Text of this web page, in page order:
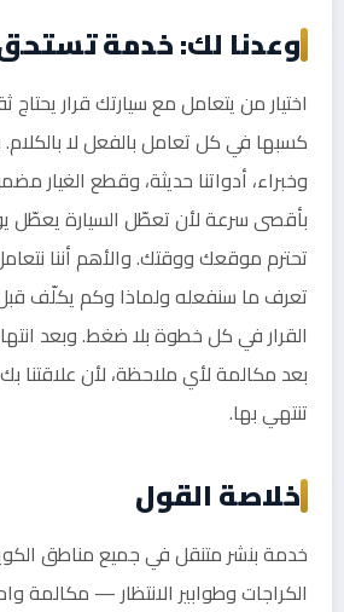
وعدنا لك: خدمة
اختيار من يتعامل مع سيارتك قرار
كسبها في كل تعامل بالفعل لا بالكلام.
وخبراء، أدواتنا حديثة، وقطع الغيار
بأقصى سرعة لأن تعطّل السيارة يعطّل
تحترم موقعك ووقتك. والأهم أننا
تعرف ما سنفعله ولماذا وكم يكلّف قبل
القرار في كل خطوة بلا ضغط. وبعد
بعد مكالمة لأي ملاحظة، لأن علاقتنا بك
تنتهي بها.
خلاصة القول
خدمة بنشر متنقل في جميع مناطق